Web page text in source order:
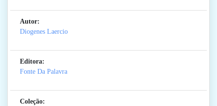
Autor:
Diogenes Laercio
Editora:
Fonte Da Palavra
Coleção: